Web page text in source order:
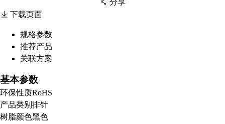
分享
下载页面
规格参数
推荐产品
关联方案
基本参数
环保性质RoHS
产品类别 排针
树脂颜色黑色